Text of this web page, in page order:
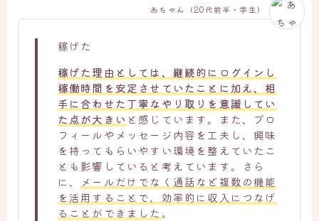
稼げた
稼げた理由としては、継続的にログインし
稼働時間を安定させていたことに加え、相
手に合わせた丁寧なやり取りを意識してい
た点が大きい と感じています。また、プロ
フィールやメッセージ内容を工夫し、興味
を持ってもらいやすい環境を整えていたこ
とも影響していると考えています。さら
に、
メールだけでなく通話など複数の機能
を活用することで、効率的に収入につなげ
ることができました 。
あちゃん（20代前半・学生）